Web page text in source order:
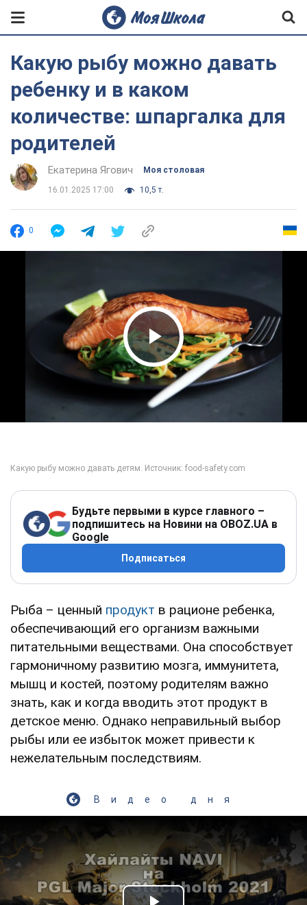
Какую рыбу можно давать
ребенку и в каком
количестве: шпаргалка для
родителей
Екатерина Ягович Моя столовая
16.01.2025 17:00 10,5 т.
0
Play Video
Будьте первыми в курсе главного –
подпишитесь на Новини на OBOZ.UA в
Google
Подписаться
Рыба – ценный продукт в рационе ребенка,
обеспечивающий его организм важными
питательными веществами. Она способствует
гармоничному развитию мозга, иммунитета,
мышц и костей, поэтому родителям важно
знать, как и когда вводить этот продукт в
детское меню. Однако неправильный выбор
рыбы или ее избыток может привести к
нежелательным последствиям.
Видео дня